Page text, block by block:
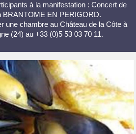
à la manifestation : Concert de
BRANTOME EN PERIGORD.
une chambre au Château de la Côte à
(24) au +33 (0)5 53 03 70 11.